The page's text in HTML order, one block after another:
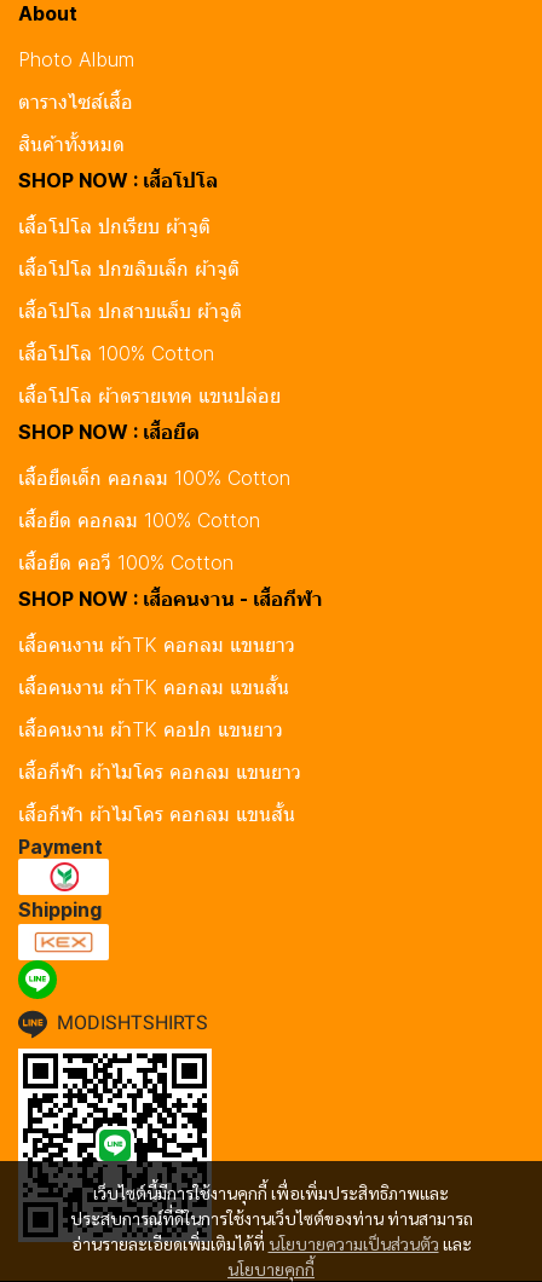
เว็บไซต์นี้มีการใช้งานคุกกี้ เพื่อเพิ่มประสิทธิภาพและ
ประสบการณ์ที่ดีในการใช้งานเว็บไซต์ของท่าน ท่านสามารถ
อ่านรายละเอียดเพิ่มเติมได้ที่ นโยบายความเป็นส่วนตัว และ
นโยบายคุกกี้
About
Photo Album
ตารางไซส์เสื้อ
สินค้าทั้งหมด
SHOP NOW : เสื้อโปโล
เสื้อโปโล ปกเรียบ ผ้าจูติ
เสื้อโปโล ปกขลิบเล็ก ผ้าจูติ
เสื้อโปโล ปกสาบแล็บ ผ้าจูติ
เสื้อโปโล 100% Cotton
เสื้อโปโล ผ้าดรายเทค แขนปล่อย
SHOP NOW : เสื้อยืด
เสื้อยืดเด็ก คอกลม 100% Cotton
เสื้อยืด คอกลม 100% Cotton
เสื้อยืด คอวี 100% Cotton
SHOP NOW : เสื้อคนงาน - เสื้อกีฬา
เสื้อคนงาน ผ้าTK คอกลม แขนยาว
เสื้อคนงาน ผ้าTK คอกลม แขนสั้น
เสื้อคนงาน ผ้าTK คอปก แขนยาว
เสื้อกีฬา ผ้าไมโคร คอกลม แขนยาว
เสื้อกีฬา ผ้าไมโคร คอกลม แขนสั้น
Payment
Shipping
MODISHTSHIRTS